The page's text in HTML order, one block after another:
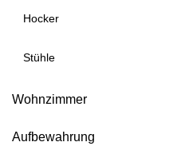
Hocker
Stühle
Wohnzimmer
Aufbewahrung